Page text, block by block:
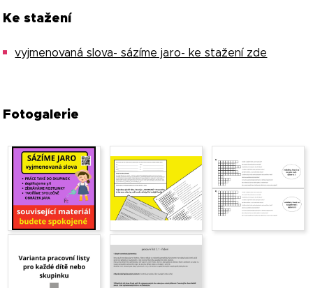
Ke stažení
vyjmenovaná slova- sázíme jaro- ke stažení zde
Fotogalerie